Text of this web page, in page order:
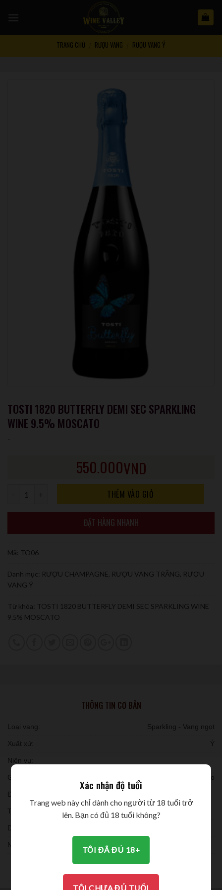
TRANG CHỦ RƯỢU VANG RƯỢU VANG Ý
TOSTI 1820 BUTTERFLY DEMI SEC SPARKLING
WINE 9.5% MOSCATO
550.000VND
THÊM VÀO GIỎ
ĐẶT HÀNG NHANH
Mã: TO06
Danh mục: RƯỢU CHAMPAGNE RƯỢU VANG TRẮNG RƯỢU
VANG Ý
Từ khóa: TOSTI 1820 BUTTERFLY DEMI SEC SPARKLING WINE
9.5% MOSCATO
THÔNG TIN CƠ BẢN
Loại vang: Sparkling - Vang ngọt
Xuất xứ: Ý
Niên vụ:
Giống nho: Moscato
Đóng chai:
Thời gian ủ:
Dung tích:
Nồng độ:
Xác nhận độ tuổi
Trang web này chỉ dành cho người từ 18 tuổi trở
lên. Bạn có đủ 18 tuổi không?
TÔI ĐÃ ĐỦ 18+
TÔI CHƯA ĐỦ TUỔI